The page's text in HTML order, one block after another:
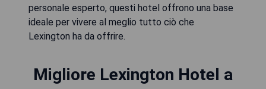
personale esperto, questi hotel offrono una base
ideale per vivere al meglio tutto ciò che
Lexington ha da offrire.
Migliore Lexington Hotel a